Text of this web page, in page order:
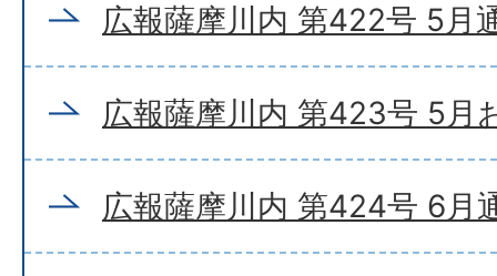
広報薩摩川内 第422号 5月
広報薩摩川内 第423号 5月
広報薩摩川内 第424号 6月